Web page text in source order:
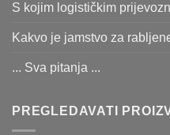
S kojim logističkim
Kakvo je jamstvo za
... Sva pitanja ...
PREGLEDAVATI